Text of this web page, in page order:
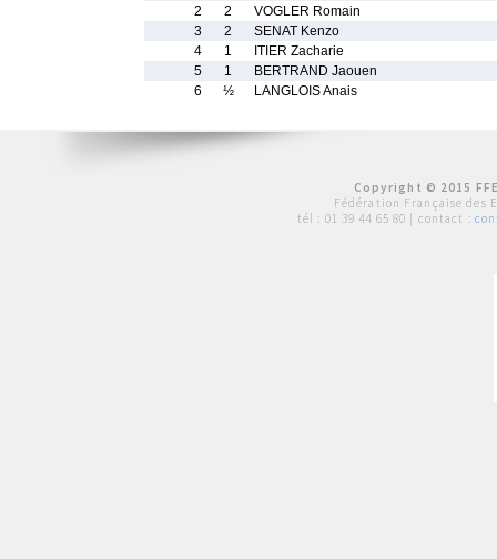
2
2
VOGLER Romain
3
2
SENAT Kenzo
4
1
ITIER Zacharie
5
1
BERTRAND Jaouen
6
½ LANGLOIS Anais
Copyright © 2015
Fédération Française des
tél : 01 39 44 65 80 | contact :